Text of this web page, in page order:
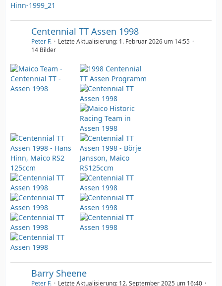
Centennial TT Assen 1998
Peter F. Letzte Aktualisierung: 1. Februar 2026 um 14:55
14 Bilder
Barry Sheene
Peter F. Letzte Aktualisierung: 12. September 2025 um 16:40